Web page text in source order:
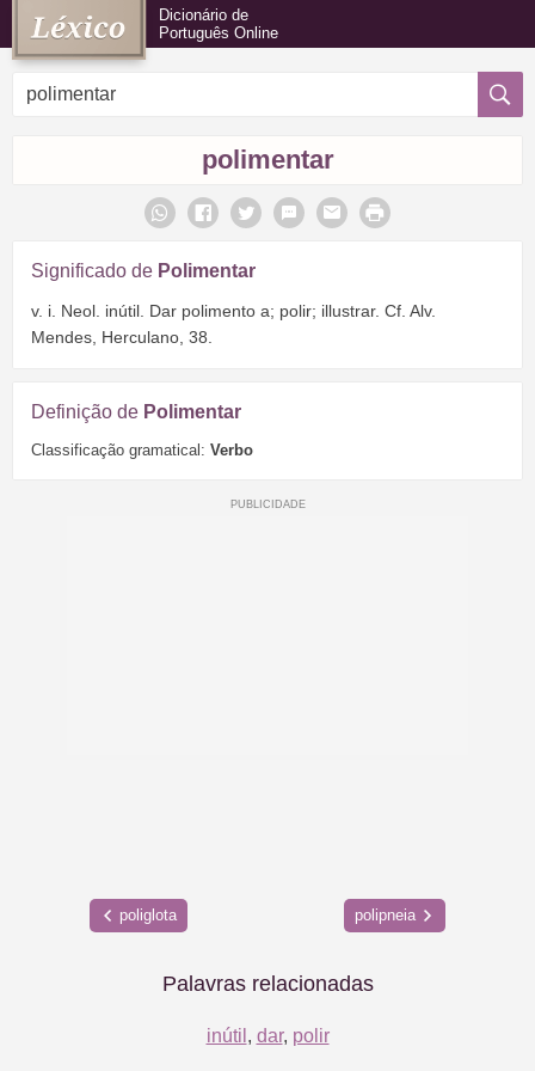
Dicionário de
Português Online
polimentar
Significado de Polimentar
v. i. Neol. inútil. Dar polimento a; polir; illustrar. Cf. Alv.
Mendes, Herculano, 38.
Definição de Polimentar
Classificação gramatical: Verbo
poliglota polipneia
Palavras relacionadas
inútil , dar, polir